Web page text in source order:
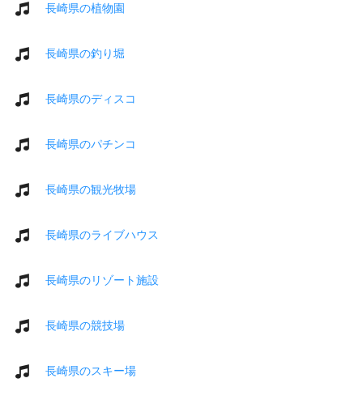
長崎県の植物園
長崎県の釣り堀
長崎県のディスコ
長崎県のパチンコ
長崎県の観光牧場
長崎県のライブハウス
長崎県のリゾート施設
長崎県の競技場
長崎県のスキー場